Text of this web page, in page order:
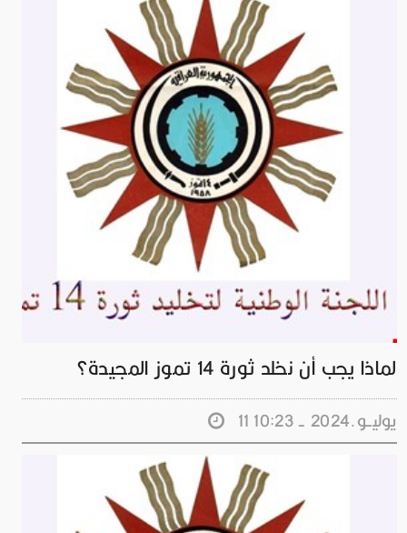
لماذا يجب أن نخلد ثورة 14 تموز المجيدة؟
11 يوليــو.2024 - 10:23